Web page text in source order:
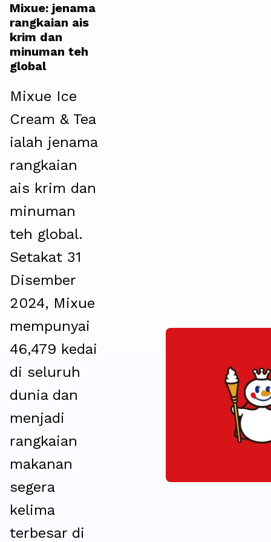
Mixue: jenama
rangkaian ais
krim dan
minuman teh
global
Mixue Ice
Cream & Tea
ialah jenama
rangkaian
ais krim dan
minuman
teh global.
Setakat 31
Disember
2024, Mixue
mempunyai
46,479 kedai
di seluruh
dunia dan
menjadi
rangkaian
makanan
segera
kelima
terbesar di